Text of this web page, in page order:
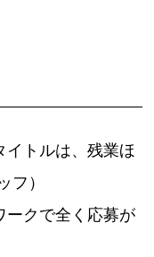
イトルは、残業ほ
フ）
ークで全く応募が